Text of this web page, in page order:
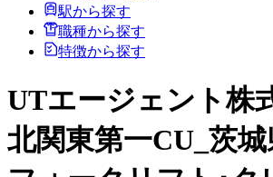
駅から探す
職種から探す
特徴から探す
UTエージェント株
北関東第一CU_茨城